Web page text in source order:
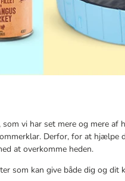
vi har set mere og mere
Derfor, for at
at overkomme heden.
som kan give både dig og